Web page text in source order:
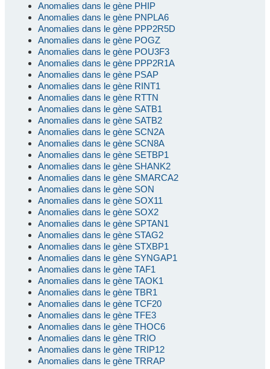
Anomalies dans le gène PHIP
Anomalies dans le gène PNPLA6
Anomalies dans le gène PPP2R5D
Anomalies dans le gène POGZ
Anomalies dans le gène POU3F3
Anomalies dans le gène PPP2R1A
Anomalies dans le gène PSAP
Anomalies dans le gène RINT1
Anomalies dans le gène RTTN
Anomalies dans le gène SATB1
Anomalies dans le gène SATB2
Anomalies dans le gène SCN2A
Anomalies dans le gène SCN8A
Anomalies dans le gène SETBP1
Anomalies dans le gène SHANK2
Anomalies dans le gène SMARCA2
Anomalies dans le gène SON
Anomalies dans le gène SOX11
Anomalies dans le gène SOX2
Anomalies dans le gène SPTAN1
Anomalies dans le gène STAG2
Anomalies dans le gène STXBP1
Anomalies dans le gène SYNGAP1
Anomalies dans le gène TAF1
Anomalies dans le gène TAOK1
Anomalies dans le gène TBR1
Anomalies dans le gène TCF20
Anomalies dans le gène TFE3
Anomalies dans le gène THOC6
Anomalies dans le gène TRIO
Anomalies dans le gène TRIP12
Anomalies dans le gène TRRAP